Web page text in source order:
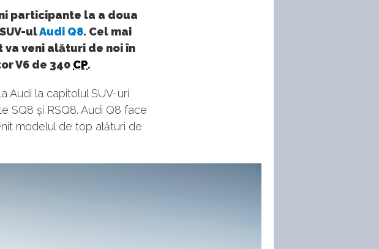
participante la a doua
ulAudi Q8. Cel mai
va veni alături de noi în
V6 de 340 CP.
Audi la capitolul SUV-uri
SQ8 și RSQ8. Audi Q8 face
modelul de top alături de